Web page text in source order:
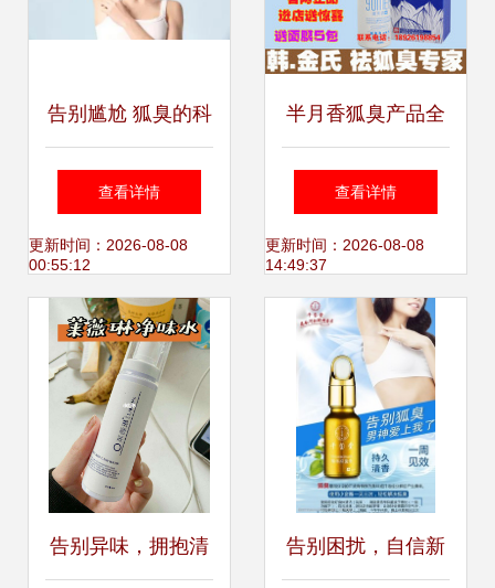
告别尴尬 狐臭的科
学防治与日常妙招
查看详情
更新时间：2026-08-08
00:55:12
半月香狐臭产品全
解析 一淘网返利优
惠与科学选择指南
查看详情
更新时间：2026-08-08
14:49:37
告别异味，拥抱清 告别困扰，自信新